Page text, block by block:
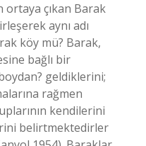
çıkan Barak
aynı adı
köy mü? Barak,
bağlı bir
geldiklerini;
rağmen
kendilerini
belirtmektedirler